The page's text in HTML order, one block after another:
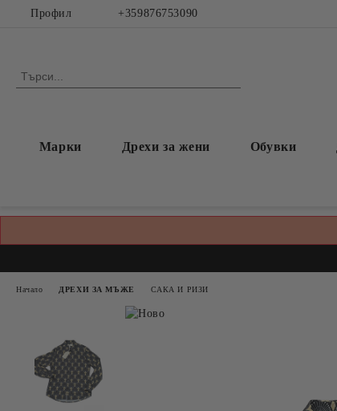
Профил +359876753090
Марки Дрехи за жени Обувки
Начало ДРЕХИ ЗА МЪЖЕ САКА И РИЗИ